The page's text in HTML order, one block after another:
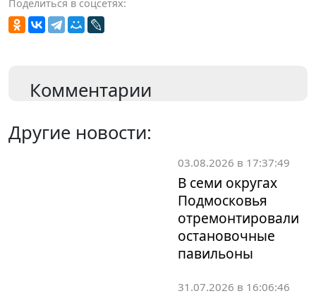
Поделиться в соцсетях:
Комментарии
Другие новости:
03.08.2026 в 17:37:49
В семи округах
Подмосковья
отремонтировали
остановочные
павильоны
31.07.2026 в 16:06:46